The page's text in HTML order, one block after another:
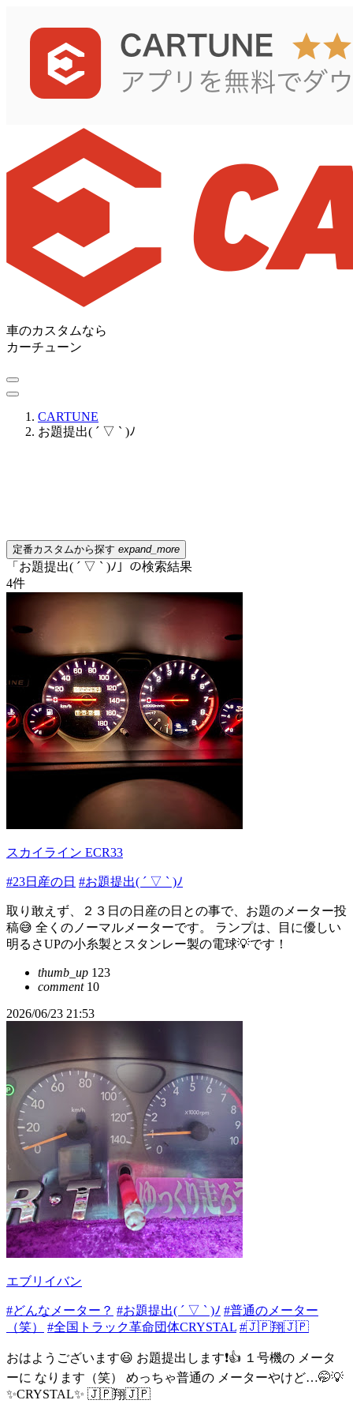
車のカスタムなら
カーチューン
CARTUNE
お題提出( ´ ▽ ` )ﾉ
定番カスタムから探す expand_more
「お題提出( ´ ▽ ` )ﾉ」の検索結果
4件
スカイライン ECR33
#23日産の日 #お題提出( ´ ▽ ` )ﾉ
取り敢えず、２３日の日産の日との事で、お題のメーター投
稿😅 全くのノーマルメーターです。 ランプは、目に優しい
明るさUPの小糸製とスタンレー製の電球💡です！
thumb_up 123
comment10
2026/06/23 21:53
エブリイバン
#どんなメーター？ #お題提出( ´ ▽ ` )ﾉ #普通のメーター
（笑）
#全国トラック革命団体CRYSTAL #🇯🇵翔🇯🇵
おはようございます😃 お題提出します❗👍 １号機の メータ
ーに なります（笑） めっちゃ普通の メーターやけど…🤭💡
✨CRYSTAL✨ 🇯🇵翔🇯🇵